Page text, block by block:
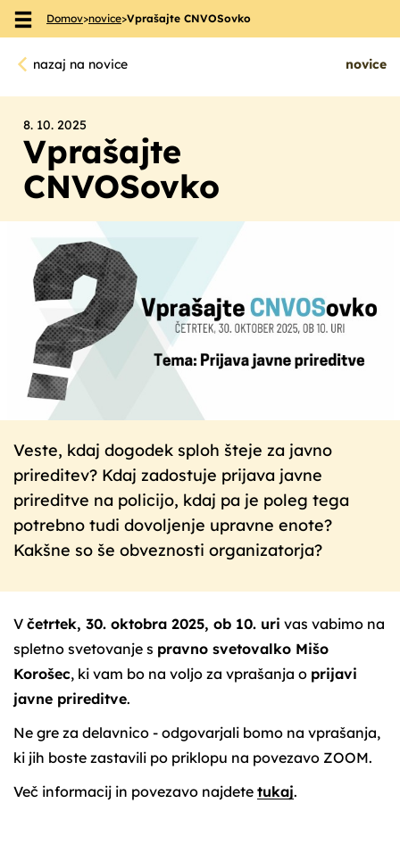
Skoči na vsebino
Domov>novice>Vprašajte CNVOSovko
nazaj na novice novice
8. 10. 2025
Vprašajte
CNVOSovko
Veste, kdaj dogodek sploh šteje za javno
prireditev? Kdaj zadostuje prijava javne
prireditve na policijo, kdaj pa je poleg tega
potrebno tudi dovoljenje upravne enote?
Kakšne so še obveznosti organizatorja?
V četrtek, 30. oktobra 2025, ob 10. uri vas vabimo na
spletno svetovanje s pravno svetovalko Mišo
Korošec, ki vam bo na voljo za vprašanja o prijavi
javne prireditve.
Ne gre za delavnico - odgovarjali bomo na vprašanja,
ki jih boste zastavili po priklopu na povezavo ZOOM.
Več informacij in povezavo najdete tukaj.